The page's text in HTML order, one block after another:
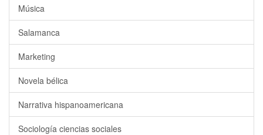
Música
Salamanca
Marketing
Novela bélica
Narrativa hispanoamericana
Sociología ciencias sociales